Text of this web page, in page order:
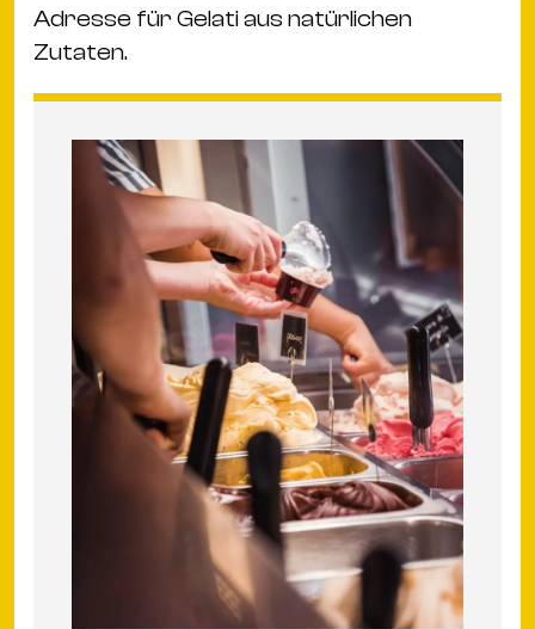
Adresse für Gelati aus natürlichen
Zutaten.